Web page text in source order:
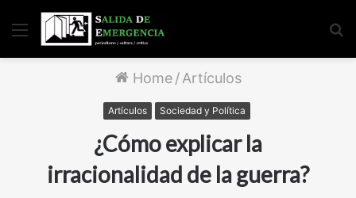
Menu
Home /Artículos
Artículos Sociedad y Política
¿Cómo explicar la
irracionalidad de la guerra?